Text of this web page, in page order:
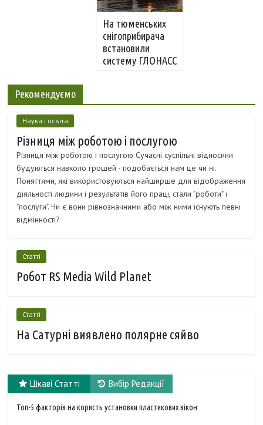
На тюменських
снігоприбирача
встановили
систему ГЛОНАСС
Рекомендуємо
Наука і освіта
Різниця між роботою і послугою
Різниця між роботою і послугою Сучасні суспільні відносини
будуються навколо грошей - подобається нам це чи ні.
Поняттями, які використовуються найширше для відображення
діяльності людини і результатів його праці, стали "роботи" і
"послуги". Чи є вони рівнозначними або між ними існують певні
відмінності?
Статті
Робот RS Media Wild Planet
Статті
На Сатурні виявлено полярне сяйво
Цікаві Статті Вибір Редакції
Топ-5 факторів на користь установки пластикових вікон